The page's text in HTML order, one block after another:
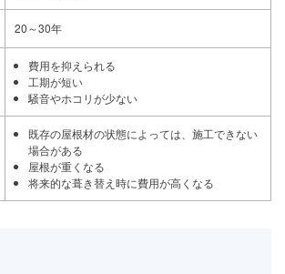
20～30年
費用を抑えられる
工期が短い
騒音やホコリが少ない
既存の屋根材の状態によっては、施工できない
場合がある
屋根が重くなる
将来的な葺き替え時に費用が高くなる